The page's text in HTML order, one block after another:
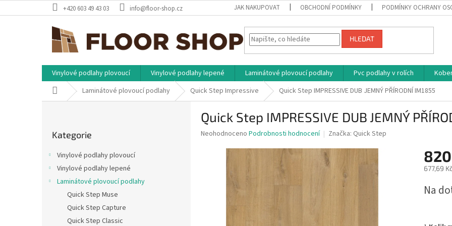
na
+420 603 49 43 03 info@floor-shop.cz JAK NAKUPOVAT OBCHODNÍ PODMÍNKY PODMÍNKY OCHRANY
HLEDAT
Vinylové podlahy plovoucí Vinylové podlahy lepené Laminátové plovoucí podlahy Pvc podlahy v rolích
Domů Laminátové plovoucí podlahy Quick Step Impressive Quick Step IMPRESSIVE DUB JEMNÝ PŘÍRODNÍ IM1855
kategorie
Kategorie
Vinylové podlahy plovoucí
Vinylové podlahy lepené
Laminátové plovoucí podlahy
Quick Step Muse
Quick Step Capture
Quick Step Classic
Quick Step IMPRESSIVE DUB JEMNÝ
Průměrné
Neohodnoceno Podrobnosti hodnocení Značka: Quick Step
677,69
cena:
Na